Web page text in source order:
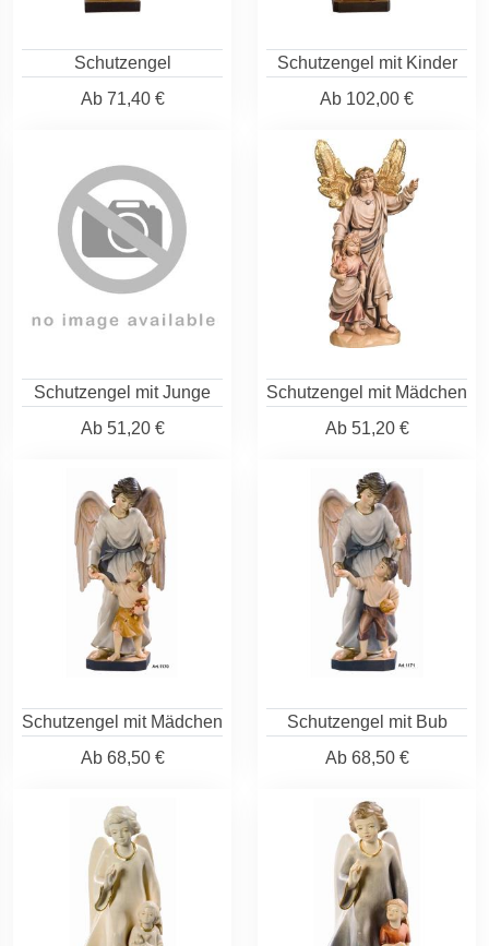
Schutzengel
Ab71,40 €
Schutzengel mit Kinder
Ab 102,00 €
Schutzengel mit Junge
Ab51,20 €
Schutzengel mit Mädchen
Ab51,20 €
Schutzengel mit Mädchen
Ab68,50 €
Schutzengel mit Bub
Ab68,50 €